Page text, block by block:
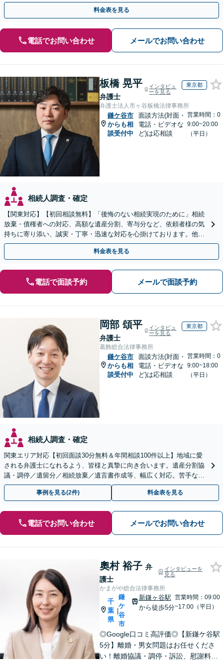
込み【東京都在住以外の方も対応】
料金表を見る
電話でお問い合わせ メールでお問い合わせ
板橋 晃平
弁護士
インタビュ
ーを見る
東京都
弁護士法人市ヶ谷板橋法律事務所
鎌ケ谷市
からも相
談受付中
面談方法(対面・
電話・ビデオな
ど)は応相談
営業時間：0
9:00~20:00
（平日）
相続人調査・確定
【関東対応】【初回相談無料】「後悔のない相続実現のために」相続
放棄・債権者への対応、高額な遺産分割、寄与分など、依頼者様の気
持ちに寄り添い、誠実・丁寧・迅速な対応を心掛けております。他士
業とも連携し円滑な相続を目指します【夜間相談可】
料金表を見る
電話で面談予約 メールで面談予約
岡部 頌平
弁護士
インタビュ
ーを見る
東京都
葛飾総合法律事務所
鎌ケ谷市
からも相
談受付中
面談方法(対面・
電話・ビデオな
ど)は応相談
営業時間：0
9:00~18:00
（平日）
相続人調査・確定
関東エリア対応【初回面談30分無料＆年間相談100件以上】地域に愛
される弁護士になれるよう、皆様と真摯に向き合います。遺産分割協
議・調停／遺留分／相続放棄／遺言書作成等、幅広く対応。苦手な親
族との交渉や書面作成等も◎【分かりやすい費用体系】
事例を見る(2件) 料金表を見る
電話でお問い合わせ メールでお問い合わせ
奧村 裕子 弁
護士
インタビューを
見る
かまがや総合法律事務所
千
葉
県
|
鎌
ケ
谷
市
新鎌ヶ谷駅
から徒歩5分
営業時間：09:00
~17:00（平日）
◎Google口コミ高評価◎【新鎌ケ谷駅
5分】離婚・男女問題はお任せくださ
い！離婚協議・調停・訴訟、慰謝料、